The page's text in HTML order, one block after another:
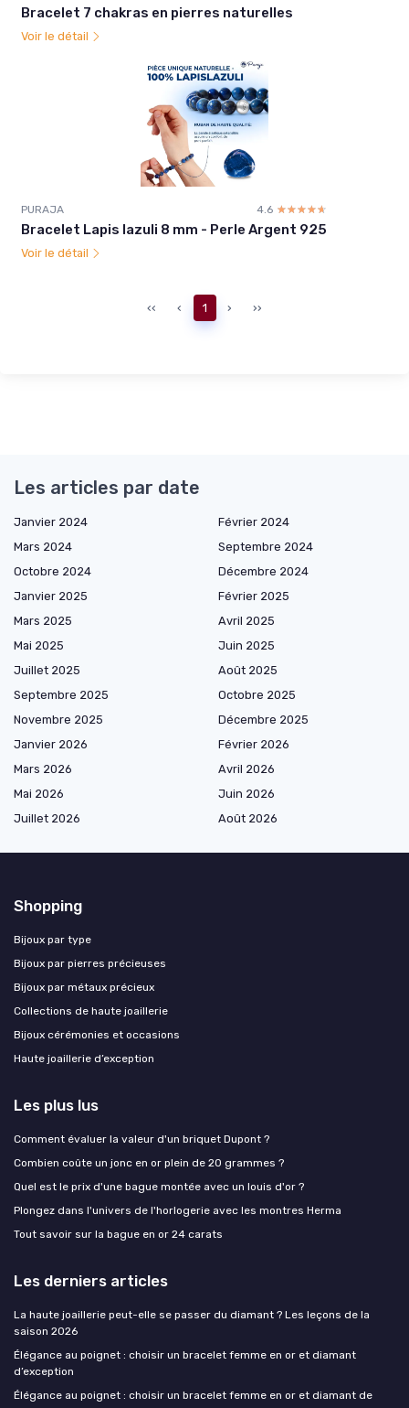
Bracelet 7 chakras en pierres naturelles
Voir le détail
PURAJA 4.6 ☆☆☆☆☆
★★★★★
Bracelet Lapis lazuli 8 mm - Perle Argent 925
Voir le détail
‹‹ ‹ 1 › ››
Les articles par date
Janvier 2024
Février 2024
Mars 2024
Septembre 2024
Octobre 2024
Décembre 2024
Janvier 2025
Février 2025
Mars 2025
Avril 2025
Mai 2025
Juin 2025
Juillet 2025
Août 2025
Septembre 2025
Octobre 2025
Novembre 2025
Décembre 2025
Janvier 2026
Février 2026
Mars 2026
Avril 2026
Mai 2026
Juin 2026
Juillet 2026
Août 2026
Shopping
Bijoux par type
Bijoux par pierres précieuses
Bijoux par métaux précieux
Collections de haute joaillerie
Bijoux cérémonies et occasions
Haute joaillerie d’exception
Les plus lus
Comment évaluer la valeur d'un briquet Dupont ?
Combien coûte un jonc en or plein de 20 grammes ?
Quel est le prix d'une bague montée avec un louis d'or ?
Plongez dans l'univers de l'horlogerie avec les montres Herma
Tout savoir sur la bague en or 24 carats
Les derniers articles
La haute joaillerie peut-elle se passer du diamant ? Les leçons de la
saison 2026
Élégance au poignet : choisir un bracelet femme en or et diamant
d’exception
Élégance au poignet : choisir un bracelet femme en or et diamant de